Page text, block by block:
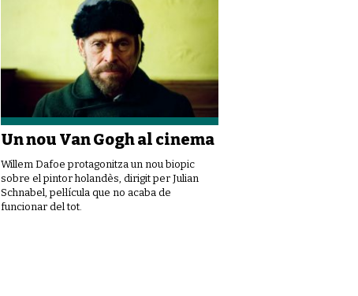
Un nou Van Gogh al cinema
Willem Dafoe protagonitza un nou biopic
sobre el pintor holandès, dirigit per Julian
Schnabel, pel·lícula que no acaba de
funcionar del tot.